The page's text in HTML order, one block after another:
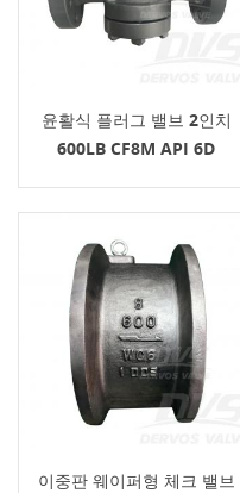
윤활식 플러그 밸브 2인치
600LB CF8M API 6D
이중판 웨이퍼형 체크 밸브